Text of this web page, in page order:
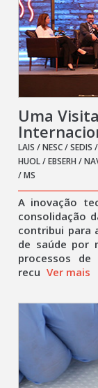
Uma
LAIS / NESC /
HUOL / EBSERH /
/ MS
A inovação
consolidação
contribui para
de saúde por
processos de
recu Ver mais